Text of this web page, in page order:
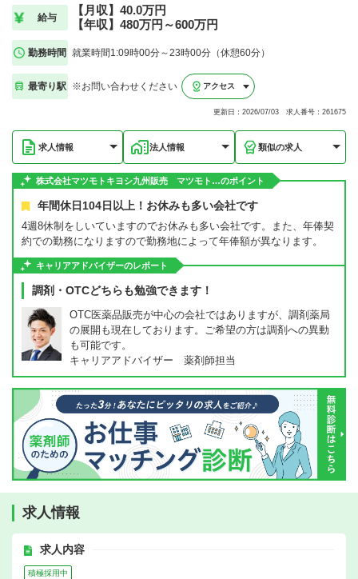
給与
【月収】40.0万円
【年収】480万円～600万円
勤務時間 就業時間1:09時00分～23時00分（休憩60分）
最寄り駅 ※お問い合わせください アクセス
更新日：2026/07/03 求人番号：261675
求人情報 法人情報 類似の求人
株式会社マツモトキヨシ九州販売 マツモト…のポイント
年間休日104日以上！お休みも多い会社です
4週8休制をしいていますのでお休みも多い会社です。また、年俸契
約での勤務になりますので勤務地によって年俸額が異なります。
キャリアアドバイザーのレポート
調剤・OTCどちらも勉強できます！
OTC医薬品販売が中心の会社ではありますが、調剤薬局
の展開も現在しております。ご希望の方は調剤への異動
も可能です。
キャリアアドバイザー 薬剤師担当
求人情報
求人内容
積極採用中